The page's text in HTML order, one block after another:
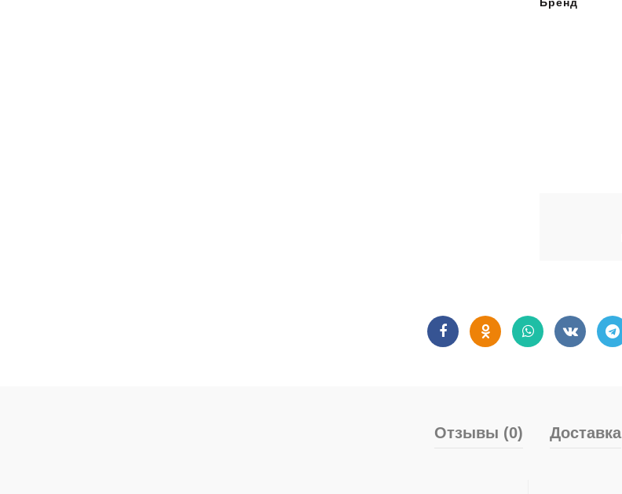
Отзывы (0) Доставка